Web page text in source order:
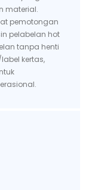
material.
pemotongan
pelabelan hot
tanpa henti
kertas,